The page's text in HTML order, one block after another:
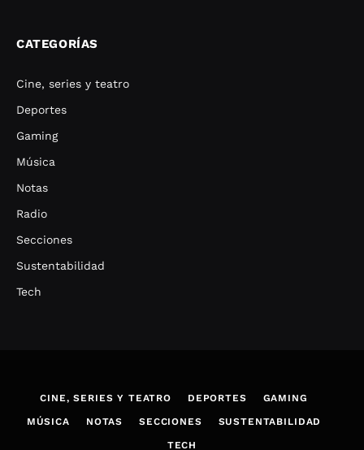
CATEGORÍAS
Cine, series y teatro
Deportes
Gaming
Música
Notas
Radio
Secciones
Sustentabilidad
Tech
CINE, SERIES Y TEATRO DEPORTES GAMING
MÚSICA NOTAS SECCIONES SUSTENTABILIDAD
TECH